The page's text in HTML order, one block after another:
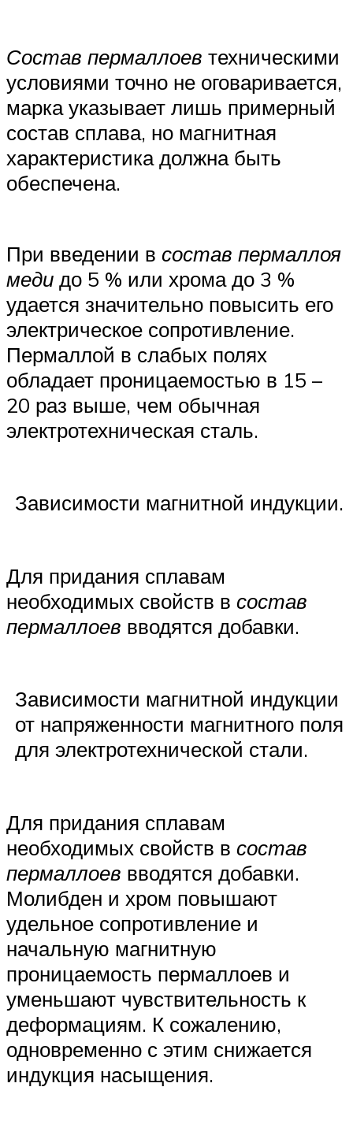
Состав пермаллоев техническими
условиями точно не оговаривается,
марка указывает лишь примерный
состав сплава, но магнитная
характеристика должна быть
обеспечена.
При введении в состав пермаллоя
меди до 5 % или хрома до 3 %
удается значительно повысить его
электрическое сопротивление.
Пермаллой в слабых полях
обладает проницаемостью в 15 –
20 раз выше, чем обычная
электротехническая сталь.
Зависимости магнитной индукции.
Для придания сплавам
необходимых свойств в состав
пермаллоев вводятся добавки.
Зависимости магнитной индукции
от напряженности магнитного поля
для электротехнической стали.
Для придания сплавам
необходимых свойств в состав
пермаллоев вводятся добавки.
Молибден и хром повышают
удельное сопротивление и
начальную магнитную
проницаемость пермаллоев и
уменьшают чувствительность к
деформациям. К сожалению,
одновременно с этим снижается
индукция насыщения.